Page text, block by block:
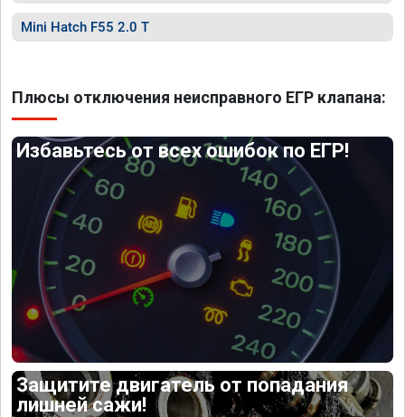
Mini Hatch F55 2.0 T
Плюсы отключения неисправного ЕГР клапана:
Избавьтесь от всех ошибок по ЕГР!
Защитите двигатель от попадания
лишней сажи!